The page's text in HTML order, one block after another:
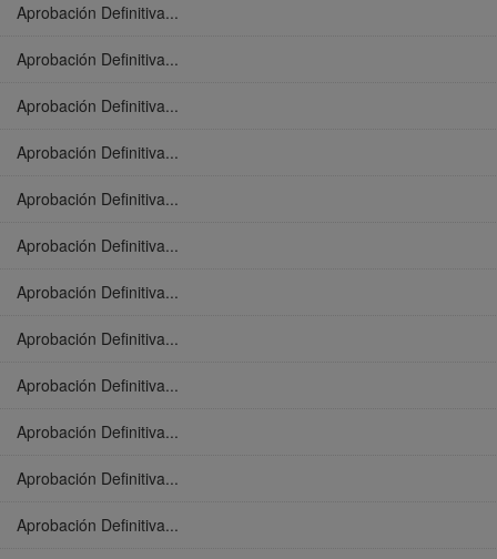
Aprobación Definitiva...
Aprobación Definitiva...
Aprobación Definitiva...
Aprobación Definitiva...
Aprobación Definitiva...
Aprobación Definitiva...
Aprobación Definitiva...
Aprobación Definitiva...
Aprobación Definitiva...
Aprobación Definitiva...
Aprobación Definitiva...
Aprobación Definitiva...